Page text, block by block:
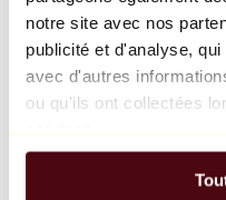
notre site avec nos
publicité et d'analyse,
avec d'autres
ou qu'ils ont collectées
Balloon Dog (Orange)
Jeff Koons
10 000 €
Parcourir